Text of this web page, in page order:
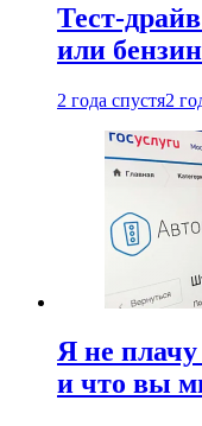
Тест-
или
2 года спустя2
Я не
и что вы